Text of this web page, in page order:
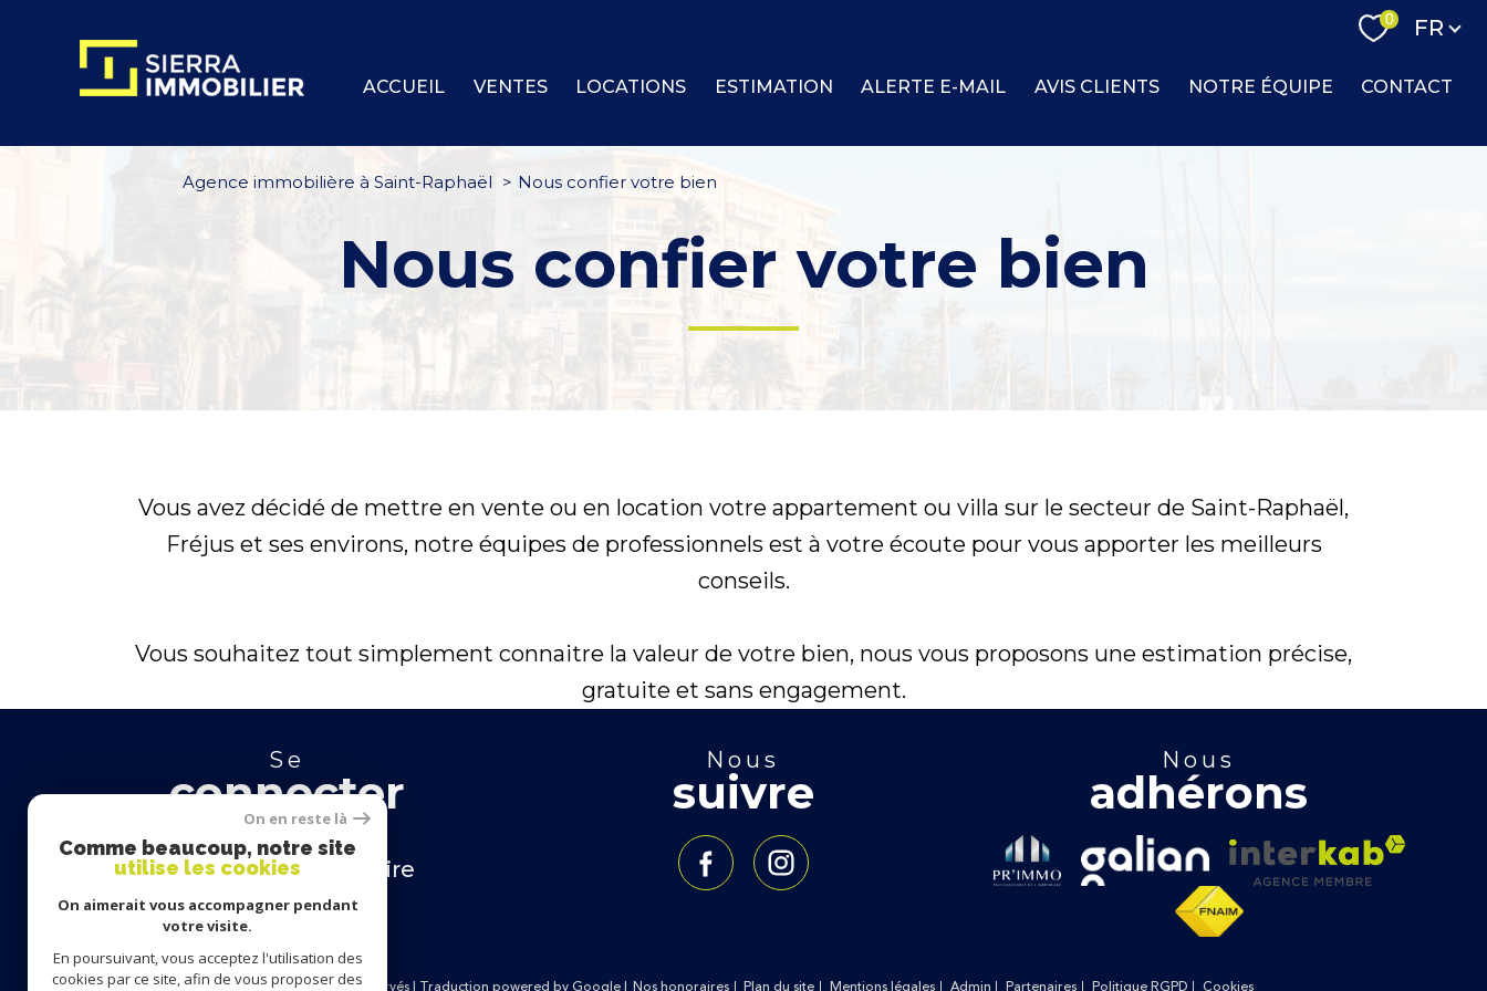
0 Langue
FR
ACCUEIL VENTES LOCATIONS ESTIMATION ALERTE E-MAIL AVIS CLIENTS NOTRE ÉQUIPE CONTACT
Agence immobilière à Saint-Raphaël Nous confier votre bien
nous confier votre bien
Vous avez décidé de mettre en vente ou en location votre appartement ou villa sur le secteur de Saint-Raphaël,
Fréjus et ses environs, notre équipes de professionnels est à votre écoute pour vous apporter les meilleurs
conseils.
Vous souhaitez tout simplement connaitre la valeur de votre bien, nous vous proposons une estimation précise,
gratuite et sans engagement.
se
connecter
espace propriétaire
nous
suivre
nous
adhérons
On en reste là
Comme beaucoup, notre site
utilise les cookies
On aimerait vous accompagner pendant
votre visite.
En poursuivant, vous acceptez l'utilisation des
cookies par ce site, afin de vous proposer des